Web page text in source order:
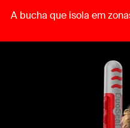
A bucha que isola em